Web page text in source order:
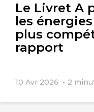
Le Livret A
les
plus
rapport
10 Avr 2026 2